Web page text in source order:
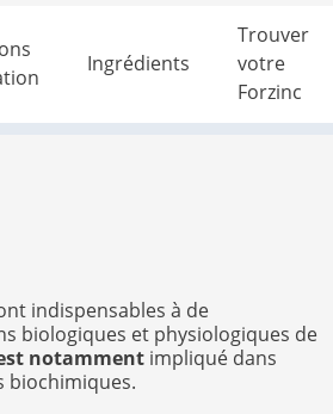
Ingrédients
Trouver
votre
Forzinc
indispensables à de
biologiques et physiologiques de
notamment impliqué dans
biochimiques.